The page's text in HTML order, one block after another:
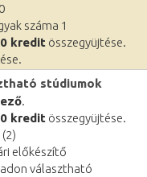
száma 1
kredit összegyüjtése.
stúdiumok
.
kredit összegyüjtése.
előkészítő
választható